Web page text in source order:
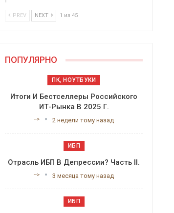
PREV NEXT 1 из 45
ПОПУЛЯРНО
ПК, НОУТБУКИ
Итоги И Бестселлеры Российского
ИТ-Рынка В 2025 Г.
--> 2 недели тому назад
ИБП
Отрасль ИБП В Депрессии? Часть II.
--> 3 месяца тому назад
ИБП